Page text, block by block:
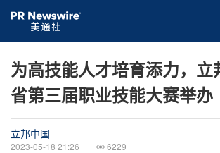
为高技能人才培育添力，立
省第三届职业技能大赛举办
立邦中国
2023-05-18 21:26 6229